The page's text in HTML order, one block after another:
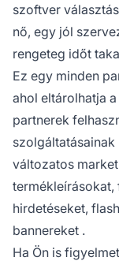
szoftver
nő, egy jól
rengeteg időt
Ez egy minden
ahol eltárolhatja
partnerek
szolgáltatásainak
változatos
termékleírásokat,
hirdetéseket,
bannereket .
Ha Ön is